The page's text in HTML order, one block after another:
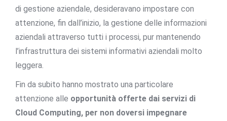
di gestione aziendale, desideravano impostare con
attenzione, fin dall’inizio, la gestione delle informazioni
aziendali attraverso tutti i processi, pur mantenendo
l’infrastruttura dei sistemi informativi aziendali molto
leggera.
Fin da subito hanno mostrato una particolare
attenzione alle opportunità offerte dai servizi di
Cloud Computing, per non doversi impegnare